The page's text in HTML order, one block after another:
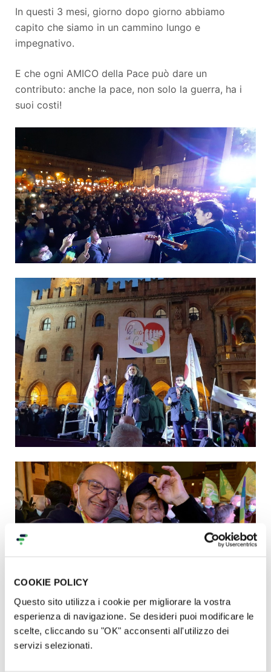
COOKIE POLICY
Questo sito utilizza i cookie per migliorare la vostra
esperienza di navigazione. Se desideri puoi modificare le
scelte, cliccando su "OK" acconsenti all'utilizzo dei
servizi selezionati.
In questi 3 mesi, giorno dopo giorno abbiamo
capito che siamo in un cammino lungo e
impegnativo.
E che ogni AMICO della Pace può dare un
contributo: anche la pace, non solo la guerra, ha i
suoi costi!
https://youtu.be/KITd0X91hhE
https://youtu.be/VxLHEsqSkFc